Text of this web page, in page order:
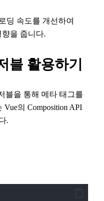
딩 속도를 개선하여
을 줍니다.
블 활용하기
블을 통해 메타 태그를
의 Composition API
.